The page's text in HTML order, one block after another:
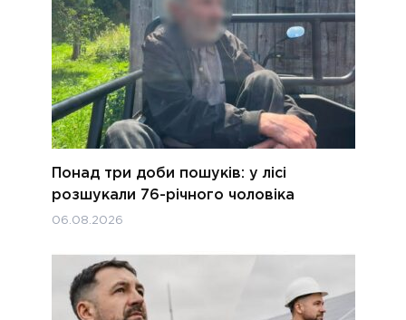
Понад три доби пошуків: у лісі
розшукали 76-річного чоловіка
06.08.2026